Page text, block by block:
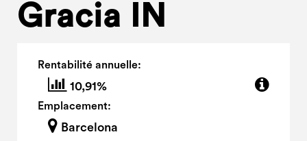
Gracia IN
Rentabilité annuelle:
10,91%
Emplacement:
Barcelona